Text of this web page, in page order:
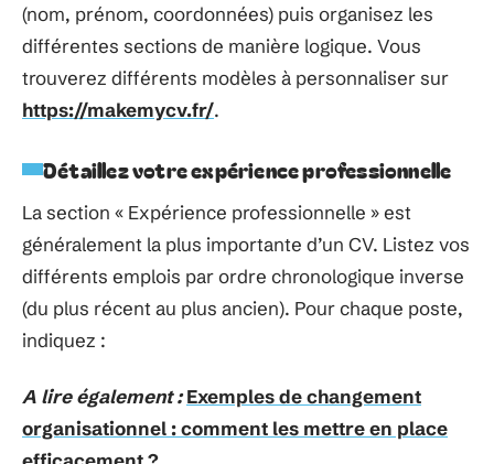
(nom, prénom, coordonnées) puis organisez les
différentes sections de manière logique. Vous
trouverez différents modèles à personnaliser sur
https://makemycv.fr/.
Détaillez votre expérience professionnelle
La section « Expérience professionnelle » est
généralement la plus importante d’un CV. Listez vos
différents emplois par ordre chronologique inverse
(du plus récent au plus ancien). Pour chaque poste,
indiquez :
A lire également : Exemples de changement
organisationnel : comment les mettre en place